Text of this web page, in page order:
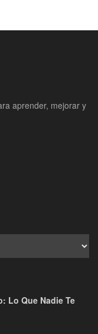
aprender, mejorar y
Lo Que Nadie Te